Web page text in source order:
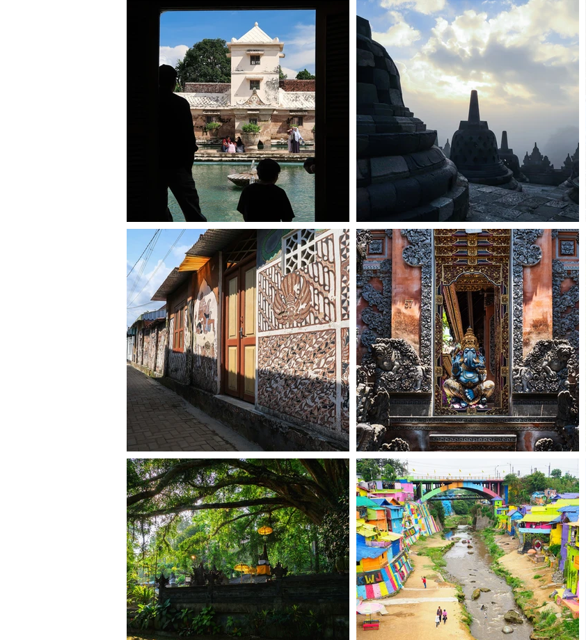
世界一希少で高価なコーヒーと言われる「コピルアク」。
「お店ではいくらくらいで買えるの？」
「カフェで飲むといくらくらい？」
「現地でも高いの？」
「そもそもなんでそんなに高いの？」
今回は、インドネシアでコピルアクに出会い、すっかりハマってしまった私が
ピルアクの製造方法」を通じて価格が高い理由、本物・偽物の見分け方、コー
がお得なのかもお伝えします。
目次
​コピルアクの価格、相場はいくら？
​1.カフェやホテルでのコピルアク一杯のお値段
2. コピルアクの現地価格
3. お店やネットショップでのコピルアクのお値段
なぜ、コピルアクは高いのか？
1. 圧倒的に少ない生産量
2. 時間と手間のかかる製造工程
3. コピルアクの需要の多さ
​まとめ